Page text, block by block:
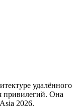
удалённого
привилегий. Она
2026.